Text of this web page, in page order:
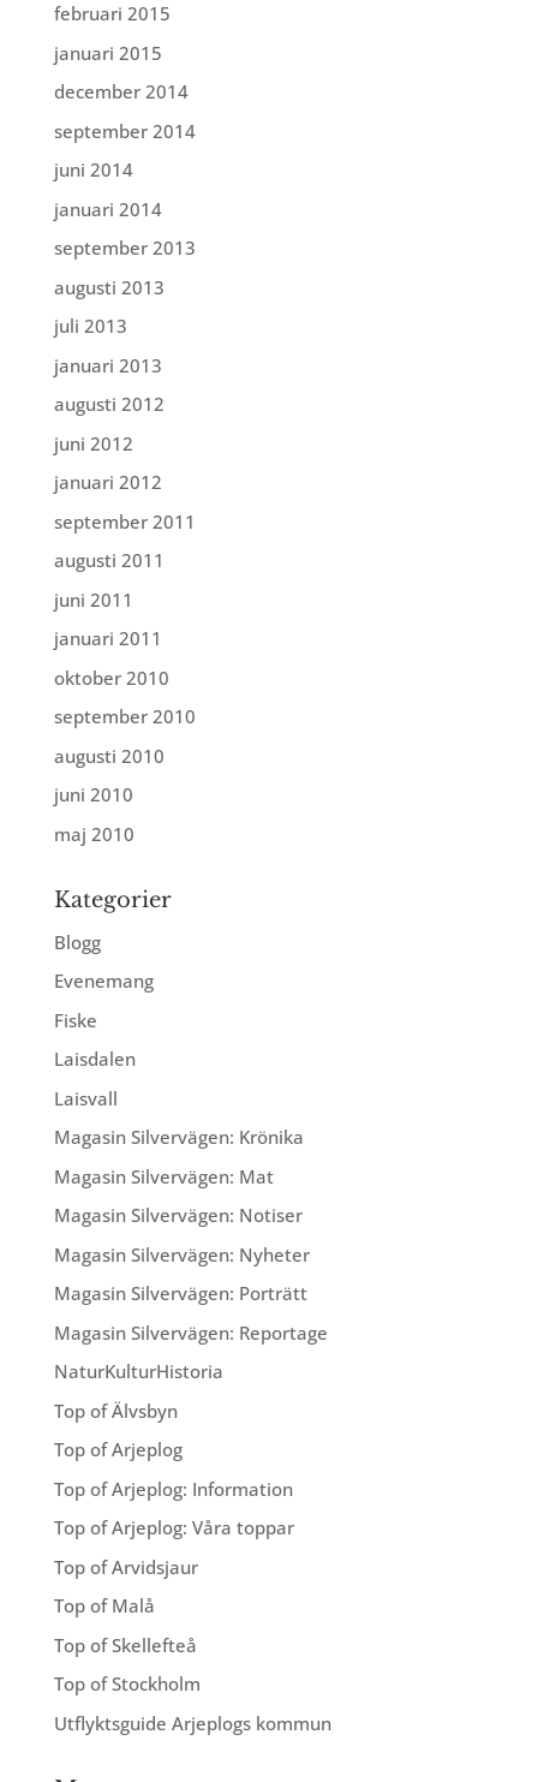
februari 2015
januari 2015
december 2014
september 2014
juni 2014
januari 2014
september 2013
augusti 2013
juli 2013
januari 2013
augusti 2012
juni 2012
januari 2012
september 2011
augusti 2011
juni 2011
januari 2011
oktober 2010
september 2010
augusti 2010
juni 2010
maj 2010
Kategorier
Blogg
Evenemang
Fiske
Laisdalen
Laisvall
Magasin Silvervägen: Krönika
Magasin Silvervägen: Mat
Magasin Silvervägen: Notiser
Magasin Silvervägen: Nyheter
Magasin Silvervägen: Porträtt
Magasin Silvervägen: Reportage
NaturKulturHistoria
Top of Älvsbyn
Top of Arjeplog
Top of Arjeplog: Information
Top of Arjeplog: Våra toppar
Top of Arvidsjaur
Top of Malå
Top of Skellefteå
Top of Stockholm
Utflyktsguide Arjeplogs kommun